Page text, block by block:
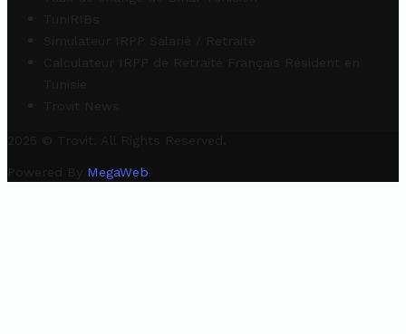
TuniRIBs
Simulateur IRPP Salarié / Retraité
Calculateur IRPP de Retraité Français Résident en
Tunisie
Trovit News
2025 © Trovit. All Rights Reserved.
Powered By MegaWeb